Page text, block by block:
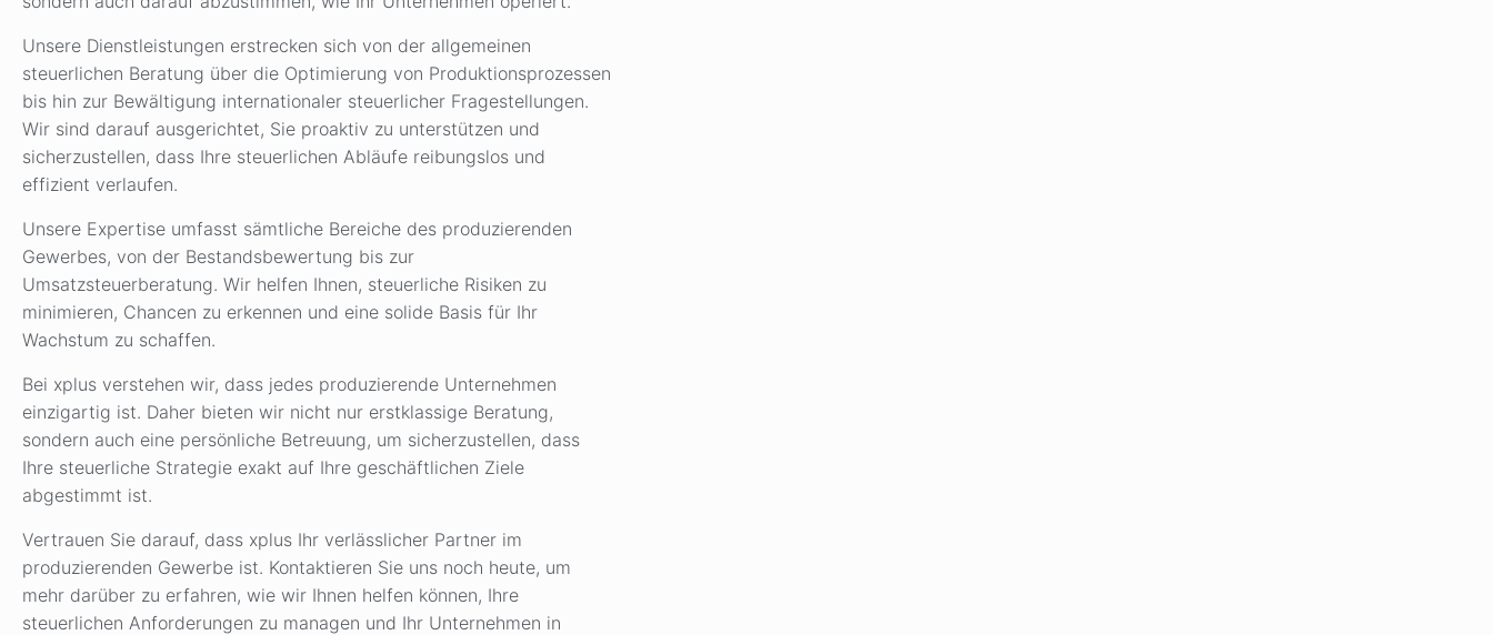
Unsere Dienstleistungen erstrecken sich von der allgemeinen
steuerlichen Beratung über die Optimierung von Produktionsprozessen
bis hin zur Bewältigung internationaler steuerlicher Fragestellungen.
Wir sind darauf ausgerichtet, Sie proaktiv zu unterstützen und
sicherzustellen, dass Ihre steuerlichen Abläufe reibungslos und
effizient verlaufen.
Unsere Expertise umfasst sämtliche Bereiche des produzierenden
Gewerbes, von der Bestandsbewertung bis zur
Umsatzsteuerberatung. Wir helfen Ihnen, steuerliche Risiken zu
minimieren, Chancen zu erkennen und eine solide Basis für Ihr
Wachstum zu schaffen.
Bei xplus verstehen wir, dass jedes produzierende Unternehmen
einzigartig ist. Daher bieten wir nicht nur erstklassige Beratung,
sondern auch eine persönliche Betreuung, um sicherzustellen, dass
Ihre steuerliche Strategie exakt auf Ihre geschäftlichen Ziele
abgestimmt ist.
Vertrauen Sie darauf, dass xplus Ihr verlässlicher Partner im
produzierenden Gewerbe ist. Kontaktieren Sie uns noch heute, um
mehr darüber zu erfahren, wie wir Ihnen helfen können, Ihre
steuerlichen Anforderungen zu managen und Ihr Unternehmen in